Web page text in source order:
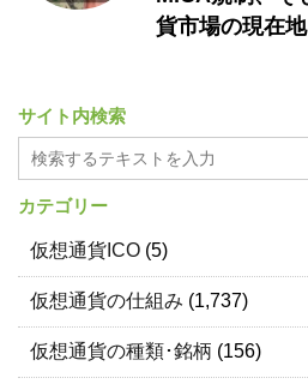
貨市場の現在地
サイト内検索
カテゴリー
仮想通貨ICO (5)
仮想通貨の仕組み (1,737)
仮想通貨の種類･銘柄 (156)